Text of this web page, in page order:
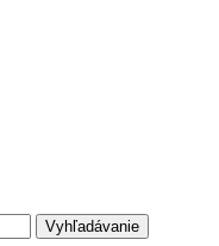
Vyhľadávanie